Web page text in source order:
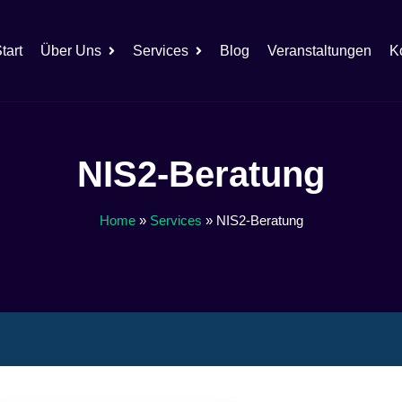
Über Uns Services Blog Veranstaltungen
NIS2-Beratung
Home» Services » NIS2-Beratung